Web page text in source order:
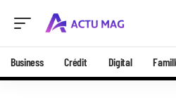
Business Crédit Digital